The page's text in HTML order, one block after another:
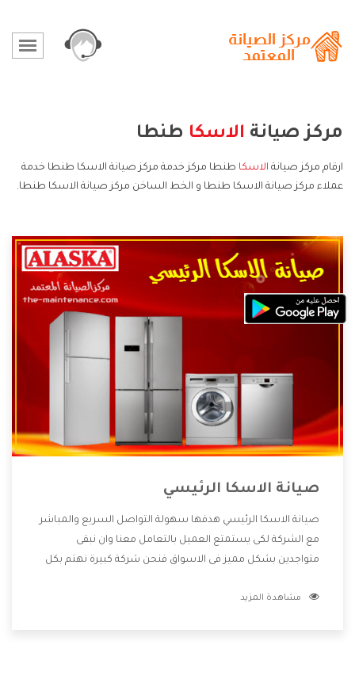
مركز صيانة الاسكا طنطا
ارقام مركز صيانة الاسكا طنطا مركز خدمة مركز صيانة الاسكا طنطا خدمة
عملاء مركز صيانة الاسكا طنطا و الخط الساخن مركز صيانة الاسكا طنطا.
صيانة الاسكا الرئيسي
صيانة الاسكا الرئيسي هدفها سهولة التواصل السريع والمباشر
مع الشركة لكى يستمتع العميل بالتعامل معنا وان نبقى
متواجدين بشكل مميز فى الاسواق فنحن شركة كبيرة نهتم بكل
الشركة بها والتى تكون منها خدمة الصيانة التى تكون من أهم
مشاهدة المزيد